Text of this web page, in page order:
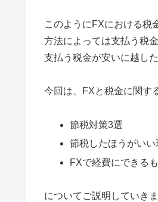
このようにFXにおける税
方法によっては支払う税
支払う税金が安いに越し
今回は、FXと税金に関す
節税対策3選
節税したほうがいい
FXで経費にできる
についてご説明していきま